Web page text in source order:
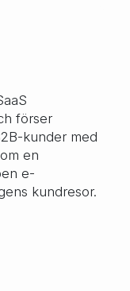
förser
kunder med
en
e-
kundresor.